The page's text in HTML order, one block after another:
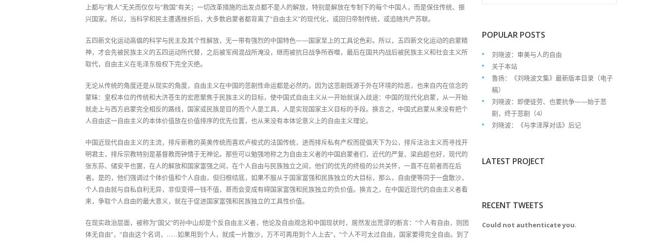
上都与“救人”无关而仅仅与“救国”有关；一切改革措施的出发点都不是人的解放，特别是解放在专制下的每个中国人，而是保住传统、振
兴国家。所以，当科学和民主遭遇挫折后，大多数启蒙者都背离了“自由主义”的现代化，或回归帝制传统，或追随共产苏联。
五四新文化运动高倡的科学与民主及其个性解放，无一带有强烈的中国特色——国家至上的工具论色彩。所以，五四新文化运动的启蒙精
神，才会先被民族主义的五四运动所代替，之后被军阀混战所淹没，继而被抗日战争所吞噬，最后在国共内战后被民族主义和社会主义所
取代，自由主义在毛泽东极权下完全灭绝。
无论从传统的角度还是从现实的角度，自由主义在中国的悲剧性命运都是必然的。因为这悲剧既源于外在环境的险恶，也来自内在信念的
蒙昧：皇权本位的传统和大济苍生的宏愿聚焦于民族主义的目标，使中国式自由主义从一开始就误入歧途：中国的现代化启蒙，从一开始
就走上与西方启蒙完全相反的路线，国家或民族是目的而个人是工具，人是实现国家主义目标的手段。换言之，中国式启蒙从来没有把个
人自由这一自由主义的本体价值放在价值排序的优先位置，也从来没有本体论意义上的自由主义理论。
中国近现代自由主义的主流，排斥新教的英美传统而喜欢卢梭式的法国传统，进而排斥私有产权而提倡天下为公，排斥法治主义而寻找开
明君主，排斥宗教特别是基督教而钟情于无神论。那些可以勉强地称之为自由主义者的中国启蒙者们，近代的严复、梁启超也好，现代的
张东荪、储安平也罢，在人的解放和国家富强之间，在个人自由与民族独立之间，他们的优先的终极的公共关怀，一直不在前者而在后
者。是的，他们强调过个体价值和个人自由，但归根结底，如果不服从于国家富强和民族独立的大目标，那么，自由便等同于一盘散沙，
个人自由就与自私自利无异，非但变得一钱不值，甚而会变成有碍国家富强和民族独立的负价值。换言之，在中国近现代的自由主义者看
来，争取个人自由的最大意义，就在于促进国家富强和民族独立的工具性价值。
在现实政治层面，被称为“国父”的孙中山却是个反自由主义者，他论及自由观念和中国现状时，居然发出荒谬的断言：“个人有自由，则团
体无自由”，“自由这个名词，……如果用到个人，就成一片散沙，万不可再用到个人上去”，“个人不可太过自由，国家要得完全自由。到了
POPULAR POSTS
刘晓波：审美与人的自由
关于本站
鲁扬：《刘晓波文集》最新版本目录（电子
稿）
刘晓波：即便徒劳、也要抗争——始于悲
剧，终于悲剧（4）
刘晓波：《与李泽厚对话》后记
LATEST PROJECT
RECENT TWEETS
Could not authenticate you.